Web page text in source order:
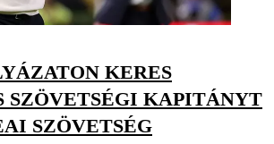
KERES
SZÖVETSÉGI KAPITÁNYT
SZÖVETSÉG